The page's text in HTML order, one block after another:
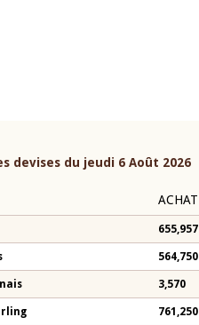
devises du jeudi 6 Août 2026
ACHAT
655,957
564,750
3,570
761,250